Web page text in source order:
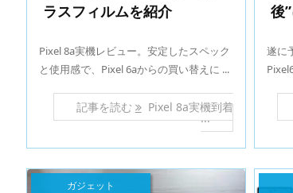
ラスフィルムを紹介
Pixel 8a実機レビュー。安定したスペック
と使用感で、Pixel 6aからの買い替えに ...
記事を読む Pixel 8a実機到着
...
後
遂に
ガジェット